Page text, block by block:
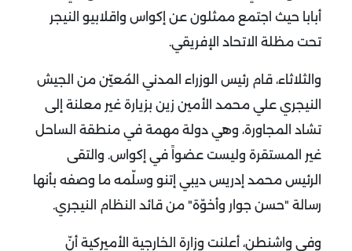
أبابا حيث اجتمع ممثلون عن إكواس واقلابيو النيجر
تحت مظلة الاتحاد الإفريقي.
والثلاثاء، قام رئيس الوزراء المدني المُعيّن من الجيش
النيجري علي محمد الأمين زين بزيارة غير معلنة إلى
تشاد المجاورة، وهي دولة مهمة في منطقة الساحل
غير المستقرة وليست عضواً في إكواس. والتقى
الرئيس محمد إدريس ديبي إتنو وسلّمه ما وصفه بأنها
رسالة "حسن جوار وأخوّة" من قائد النظام النيجري.
وفي واشنطن، أعلنت وزارة الخارجية الأميركية أنّ